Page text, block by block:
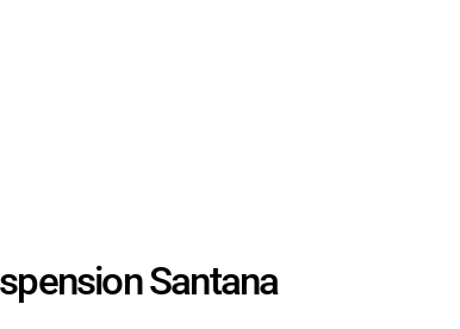
Santana